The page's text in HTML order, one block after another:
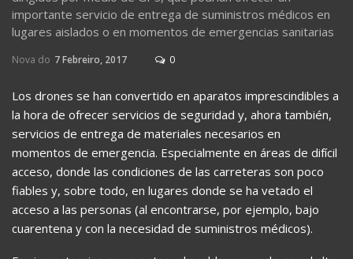
importante servicio de entrega de suministros médicos en
lugares aislados o en momentos de emergencias sanitarias
Nova do 7 Febreiro, 2017 0
Los drones se han convertido en aparatos imprescindibles a
la hora de ofrecer servicios de seguridad y, ahora también,
servicios de entrega de materiales necesarios en
momentos de emergencia. Especialmente en áreas de difícil
acceso, donde las condiciones de las carreteras son poco
fiables y, sobre todo, en lugares donde se ha vetado el
acceso a las personas (al encontrarse, por ejemplo, bajo
cuarentena y con la necesidad de suministros médicos).